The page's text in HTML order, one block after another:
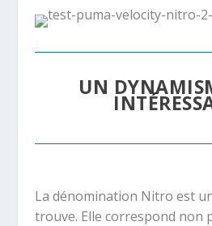
UN
La dénomination Nitro est
trouve. Elle correspond non